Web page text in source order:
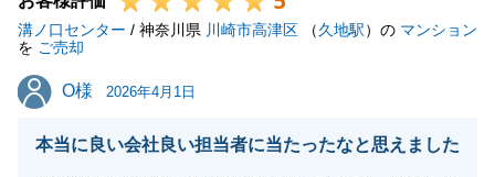
謝しております。
I様の気さくでお優しいお人柄があったからこそ私自
身も自然体で良いご縁を結ぶお手伝いができたのだと
またいつでもお気軽にお声がけください。
溝ノ口センター / 神奈川県 川崎市高津区 （久地駅）の マンション
を ご売却
O様
O様 2026年4月1日
本当に良い会社良い担当者に当たったなと思えました